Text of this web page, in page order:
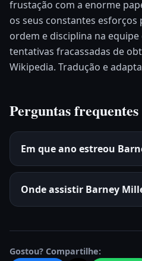
frustação com a enorme
os seus constantes esforços
ordem e disciplina na equipe
tentativas fracassadas de
Wikipedia. Tradução e
Perguntas frequentes
Em que ano estreou
Onde assistir Barney
Gostou? Compartilhe: